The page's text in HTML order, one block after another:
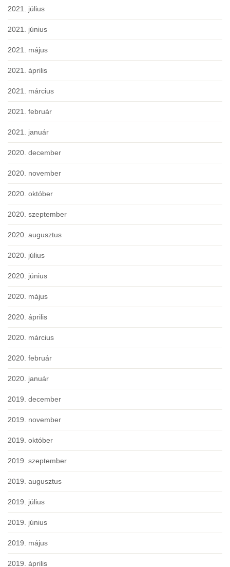
2021. július
2021. június
2021. május
2021. április
2021. március
2021. február
2021. január
2020. december
2020. november
2020. október
2020. szeptember
2020. augusztus
2020. július
2020. június
2020. május
2020. április
2020. március
2020. február
2020. január
2019. december
2019. november
2019. október
2019. szeptember
2019. augusztus
2019. július
2019. június
2019. május
2019. április